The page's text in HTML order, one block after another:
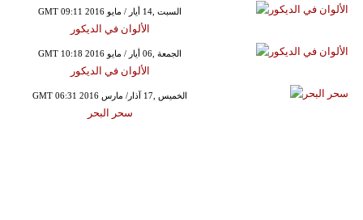
GMT 09:11 2016 السبت ,14 أيار / مايو
الألوان في الديكور
GMT 10:18 2016 الجمعة ,06 أيار / مايو
الألوان في الديكور
GMT 06:31 2016 الخميس ,17 آذار/ مارس
سحر البحر